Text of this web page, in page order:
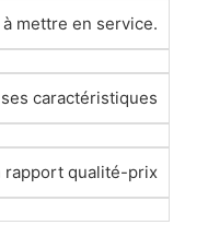
mettre en service.
caractéristiques
rapport qualité-prix